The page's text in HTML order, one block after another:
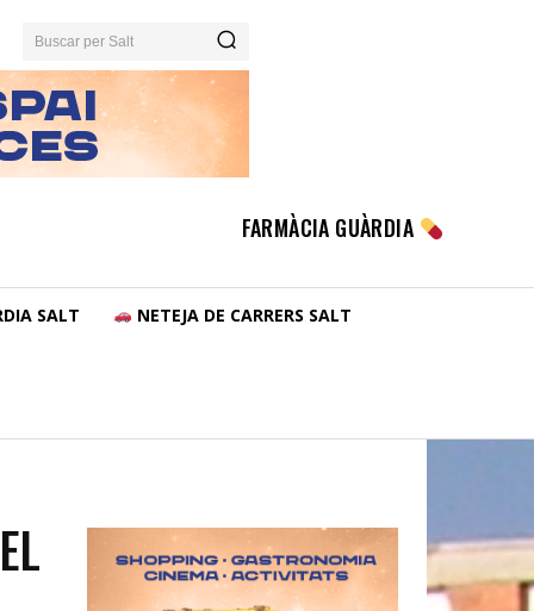
Buscar per Salt
FARMÀCIA GUÀRDIA
SALT NETEJA DE CARRERS SALT